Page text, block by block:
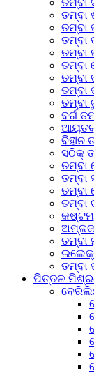
ତମ୍ବା
ତମ୍ବା
ତମ୍ବା
ତମ୍ବା
ତମ୍ବା
ତମ୍ବା
ତମ୍ବା
ତମ୍ବା
ବର୍ଗ
ବିହୀନ
ସଠିକ୍
ତମ୍ବା
ତମ୍ବା
ତମ୍ବା
ତମ୍ବା
କଷ୍ଟମ୍
ତମ୍ବା
ତମ୍ବା
ପିତ୍ତଳ